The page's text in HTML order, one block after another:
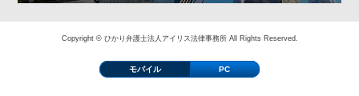
Copyright © ひかり弁護士法人アイリス法律事務所 All Rights Reserved.
モバイル PC